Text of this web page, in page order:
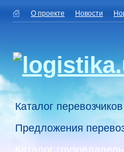
О проекте Новости
Каталог перевозчиков
Предложения
Каталог